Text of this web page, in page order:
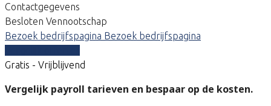
Contactgegevens
Besloten Vennootschap
Bezoek bedrijfspagina Bezoek bedrijfspagina
Gratis - Vrijblijvend
Vergelijk payroll tarieven en bespaar op de kosten.